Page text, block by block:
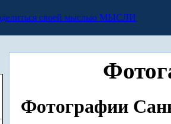
МЫСЛИ
Фотографии